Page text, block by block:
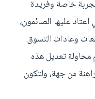
خاصة وفريدة
عليها الصائمون،
وعادات التسوق
محاولة تعديل هذه
من جهة، ولتكون